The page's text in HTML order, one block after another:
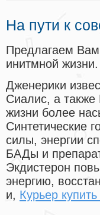
На пути к
Предлагаем
инитмной
Дженерики
Сиалис, а также
жизни более
Синтетические
силы, энергии
БАДы и
Экдистерон
энергию,
и, Курьер